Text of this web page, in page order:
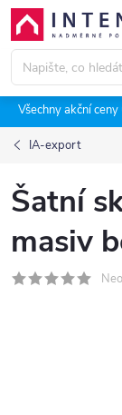
Přejít
obsah
Všechny akční
IA-export
Šatní
masiv